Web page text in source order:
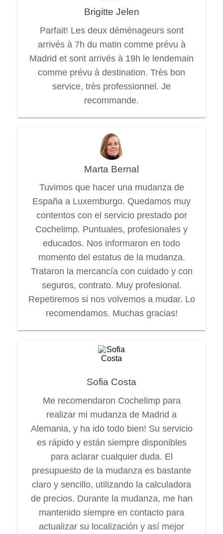
Brigitte Jelen
Parfait! Les deux déménageurs sont
arrivés à 7h du matin comme prévu à
Madrid et sont arrivés à 19h le lendemain
comme prévu à destination. Très bon
service, très professionnel. Je
recommande.
Marta Bernal
Tuvimos que hacer una mudanza de
España a Luxemburgo. Quedamos muy
contentos con el servicio prestado por
Cochelimp. Puntuales, profesionales y
educados. Nos informaron en todo
momento del estatus de la mudanza.
Trataron la mercancía con cuidado y con
seguros, contrato. Muy profesional.
Repetiremos si nos volvemos a mudar. Lo
recomendamos. Muchas gracias!
Sofia Costa
Me recomendaron Cochelimp para
realizar mi mudanza de Madrid a
Alemania, y ha ido todo bien! Su servicio
es rápido y están siempre disponibles
para aclarar cualquier duda. El
presupuesto de la mudanza es bastante
claro y sencillo, utilizando la calculadora
de precios. Durante la mudanza, me han
mantenido siempre en contacto para
actualizar su localización y así mejor